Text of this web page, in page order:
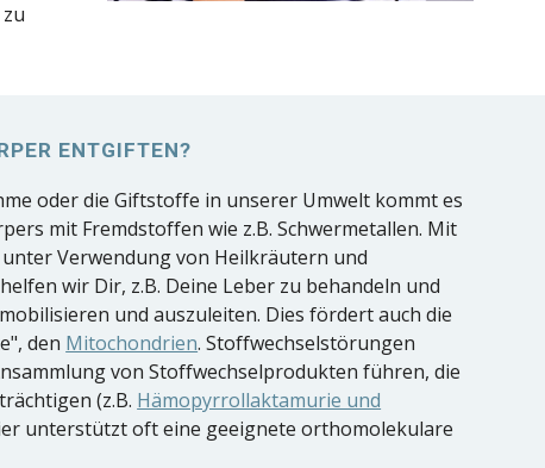
ENTGIFTEN?
oder die Giftstoffe in unserer Umwelt kommt es
mit Fremdstoffen wie z.B. Schwermetallen. Mit
Verwendung von Heilkräutern und
wir Dir, z.B. Deine Leber zu behandeln und
und auszuleiten. Dies fördert auch die
den Mitochondrien. Stoffwechselstörungen
von Stoffwechselprodukten führen, die
(z.B. Hämopyrrollaktamurie und
unterstützt oft eine geeignete orthomolekulare